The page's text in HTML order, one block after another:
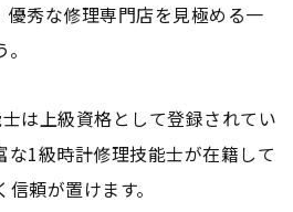
優秀な修理専門店を見極める一
は上級資格として登録されてい
な1級時計修理技能士が在籍して
頼が置けます。